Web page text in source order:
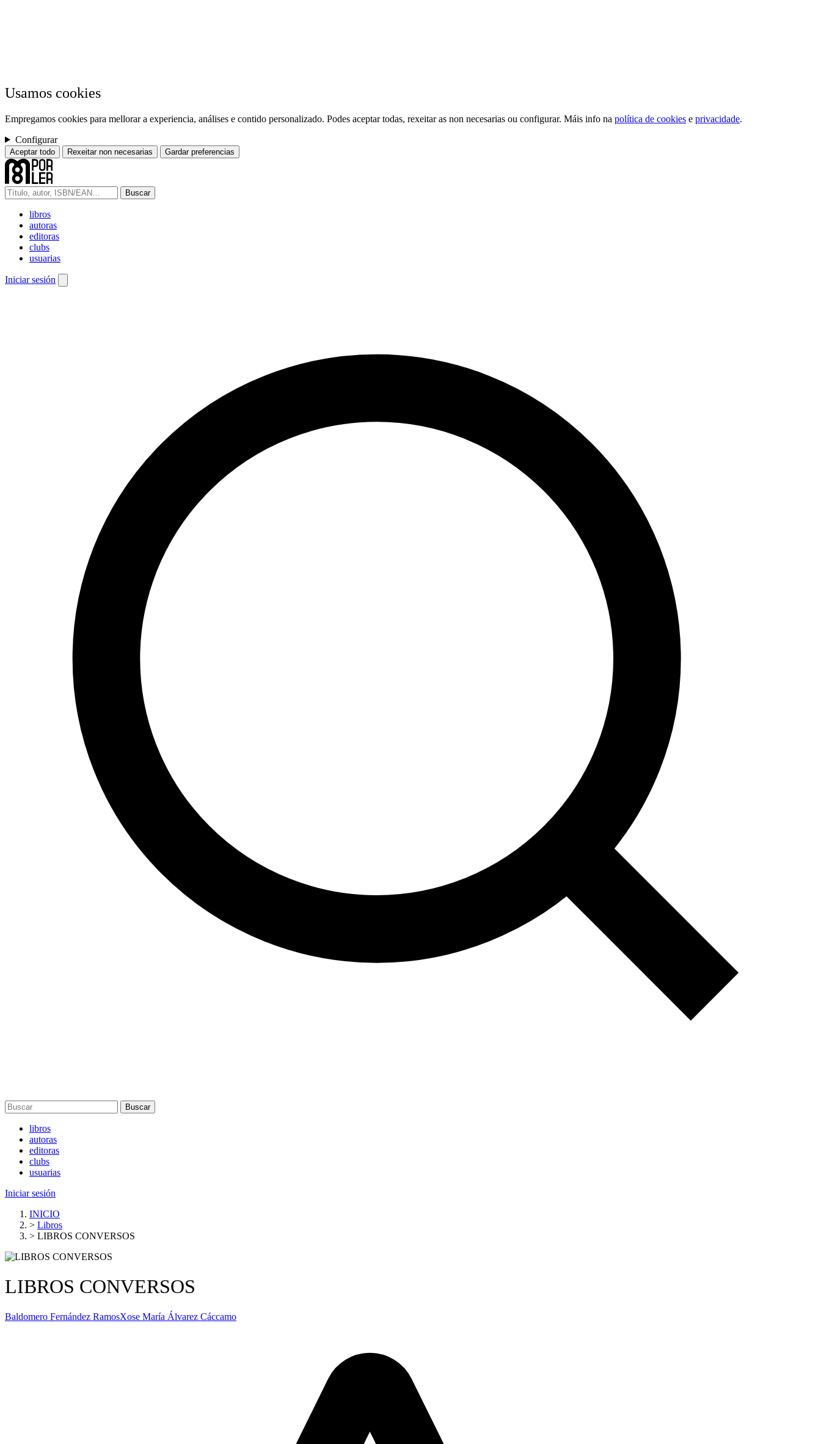
Usamos cookies
Empregamos cookies para mellorar a experiencia, análises e contido personalizado. Podes aceptar todas, rexeitar as non necesarias ou configurar. Máis info na política de cookies e privacidade.
Configurar
Aceptar todo Rexeitar non necesarias Gardar preferencias
Buscar
libros
autoras
editoras
clubs
usuarias
Iniciar sesión
Buscar
libros
autoras
editoras
clubs
usuarias
Iniciar sesión
INICIO
> Libros
> LIBROS CONVERSOS
LIBROS CONVERSOS
Baldomero Fernández RamosXose María Álvarez Cáccamo